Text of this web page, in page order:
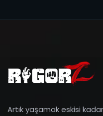
Artık yaşamak eskisi